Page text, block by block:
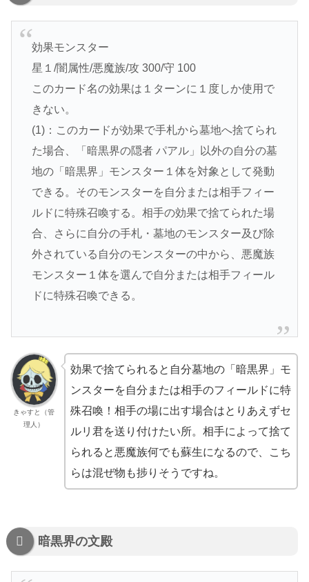
効果モンスター
星１/闇属性/悪魔族/攻 300/守 100
このカード名の効果は１ターンに１度しか使用で
きない。
(1)：このカードが効果で手札から墓地へ捨てられ
た場合、「暗黒界の隠者 パアル」以外の自分の墓
地の「暗黒界」モンスター１体を対象として発動
できる。そのモンスターを自分または相手フィー
ルドに特殊召喚する。相手の効果で捨てられた場
合、さらに自分の手札・墓地のモンスター及び除
外されている自分のモンスターの中から、悪魔族
モンスター１体を選んで自分または相手フィール
ドに特殊召喚できる。
きゃすと（管
理人）
効果で捨てられると自分墓地の「暗黒界」モ
ンスターを自分または相手のフィールドに特
殊召喚！相手の場に出す場合はとりあえずセ
ルリ君を送り付けたい所。相手によって捨て
られると悪魔族何でも蘇生になるので、こち
らは混ぜ物も捗りそうですね。
暗黒界の文殿